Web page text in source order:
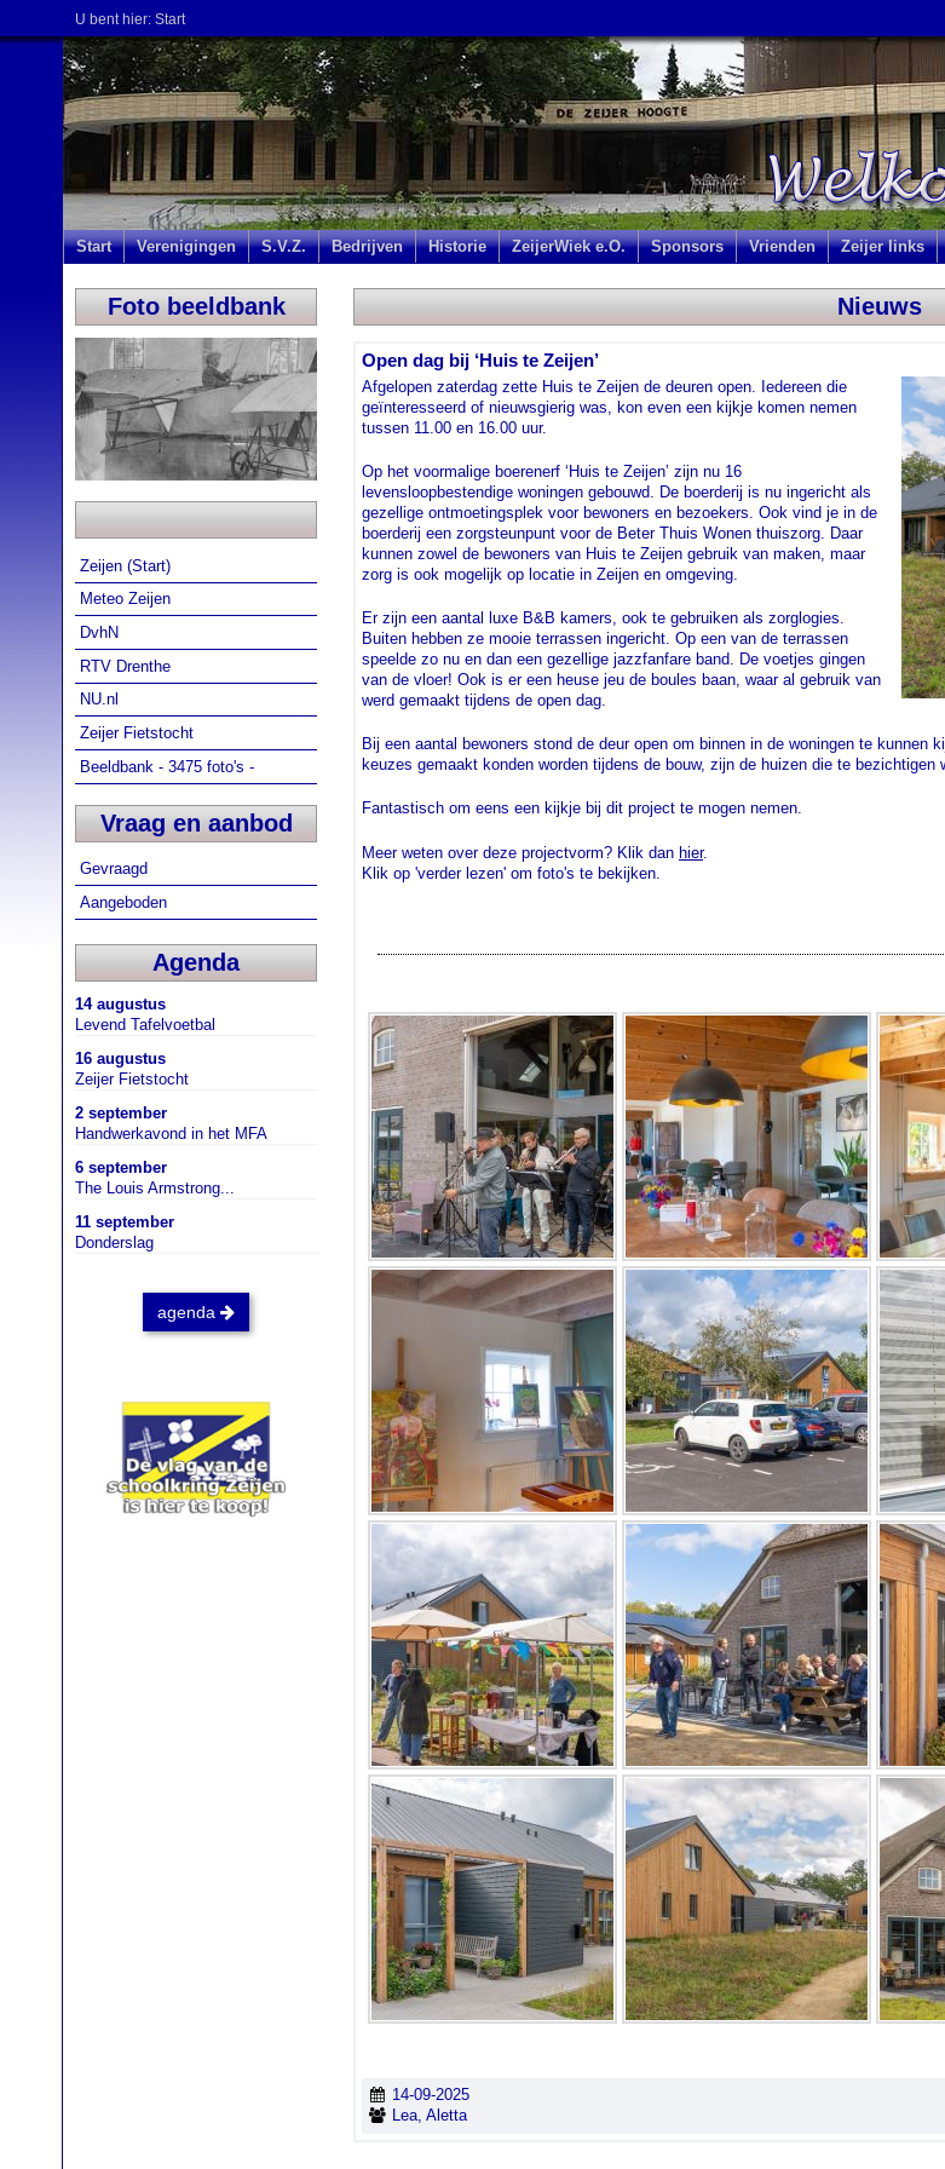
U bent hier: Start
Start Verenigingen S.V.Z. Bedrijven Historie ZeijerWiek e.O. Sponsors Vrienden Zeijer links
Foto beeldbank
Zeijen (Start)
Meteo Zeijen
DvhN
RTV Drenthe
NU.nl
Zeijer Fietstocht
Beeldbank - 3475 foto's -
Vraag en aanbod
Gevraagd
Aangeboden
Agenda
14 augustus
Levend Tafelvoetbal
16 augustus
Zeijer Fietstocht
2 september
Handwerkavond in het MFA
6 september
The Louis Armstrong...
11 september
Donderslag
agenda
Nieuws
Open dag bij ‘Huis te Zeijen’
Afgelopen zaterdag zette Huis te Zeijen de deuren open. Iedereen die
geïnteresseerd of nieuwsgierig was, kon even een kijkje komen nemen
tussen 11.00 en 16.00 uur.
Op het voormalige boerenerf ‘Huis te Zeijen’ zijn nu 16
levensloopbestendige woningen gebouwd. De boerderij is nu ingericht als
gezellige ontmoetingsplek voor bewoners en bezoekers. Ook vind je in de
boerderij een zorgsteunpunt voor de Beter Thuis Wonen thuiszorg. Daar
kunnen zowel de bewoners van Huis te Zeijen gebruik van maken, maar
zorg is ook mogelijk op locatie in Zeijen en omgeving.
Er zijn een aantal luxe B&B kamers, ook te gebruiken als zorglogies.
Buiten hebben ze mooie terrassen ingericht. Op een van de terrassen
speelde zo nu en dan een gezellige jazzfanfare band. De voetjes gingen
van de vloer! Ook is er een heuse jeu de boules baan, waar al gebruik van
werd gemaakt tijdens de open dag.
Bij een aantal bewoners stond de deur open om binnen in de woningen te
keuzes gemaakt konden worden tijdens de bouw, zijn de huizen die te
Fantastisch om eens een kijkje bij dit project te mogen nemen.
Meer weten over deze projectvorm? Klik dan hier.
Klik op 'verder lezen' om foto's te bekijken.
14-09-2025
Lea, Aletta